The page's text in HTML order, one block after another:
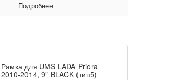
Подробнее
Рамка для UMS LADA Priora
2010-2014, 9" BLACK (тип5)